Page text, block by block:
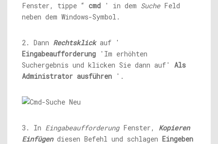
Fenster, tippe “ cmd ' in dem SucheFeld
neben dem Windows-Symbol.
2. Dann Rechtsklick auf '
Eingabeaufforderung 'Im erhöhten
Suchergebnis und klicken Sie dann auf' Als
Administrator ausführen '.
3. In EingabeaufforderungFenster, Kopieren
Einfügen diesen Befehl und schlagen Eingeben